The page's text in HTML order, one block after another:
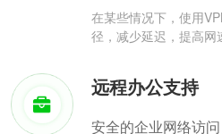
在某些情况下，使用
径，减少延迟，提高网
远程办公支持
安全的企业网络访问